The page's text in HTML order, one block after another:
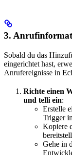
3.
Sobald du das
eingerichtet hast,
Anrufereignisse in
Richte einen
und telli ein:
Erstelle
Trigger
Kopiere
Gehe in